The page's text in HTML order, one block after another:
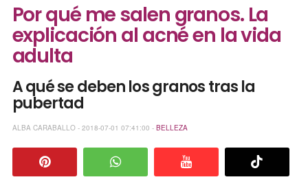
Por qué me salen granos. La
explicación al acné en la vida
adulta
A qué se deben los granos tras la
pubertad
ALBA CARABALLO - 2018-07-01 07:41:00 - BELLEZA